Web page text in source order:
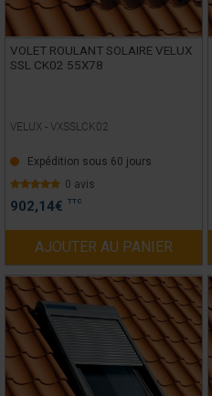
VOLET ROULANT SOLAIRE VELUX
SSL CK02 55X78
VELUX - VXSSLCK02
Expédition sous 60 jours
0 avis
902,14€ TTC
AJOUTER AU PANIER